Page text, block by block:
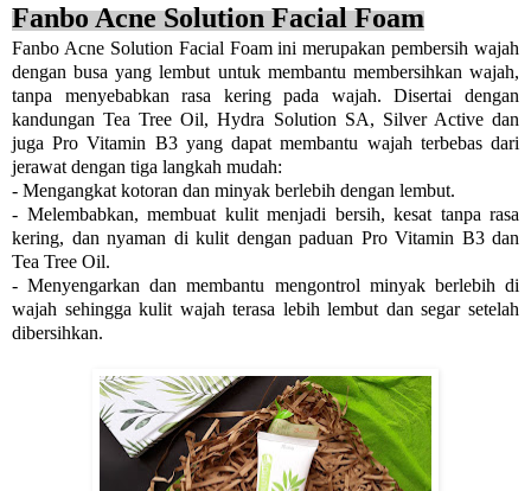
Fanbo Acne Solution Facial Foam
Fanbo Acne Solution Facial Foam ini merupakan pembersih wajah
dengan busa yang lembut untuk membantu membersihkan wajah,
tanpa menyebabkan rasa kering pada wajah. Disertai dengan
kandungan Tea Tree Oil, Hydra Solution SA, Silver Active dan
juga Pro Vitamin B3 yang dapat membantu wajah terbebas dari
jerawat dengan tiga langkah mudah:
- Mengangkat kotoran dan minyak berlebih dengan lembut.
- Melembabkan, membuat kulit menjadi bersih, kesat tanpa rasa
kering, dan nyaman di kulit dengan paduan Pro Vitamin B3 dan
Tea Tree Oil.
- Menyengarkan dan membantu mengontrol minyak berlebih di
wajah sehingga kulit wajah terasa lebih lembut dan segar setelah
dibersihkan.